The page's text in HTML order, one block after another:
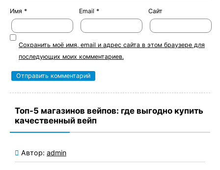
Имя * Email * Сайт
Сохранить моё имя, email и адрес сайта в этом браузере для
последующих моих комментариев.
Топ-5 магазинов вейпов: где выгодно купить
качественный вейп
Автор: admin